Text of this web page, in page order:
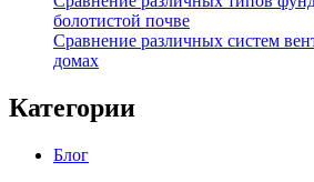
болотистой почве
Сравнение различных систем
домах
Категории
Блог